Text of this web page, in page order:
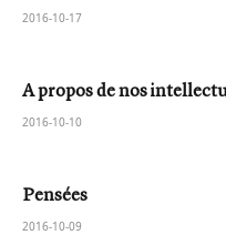
2016-10-17
A propos de nos
2016-10-10
Pensées
2016-10-09